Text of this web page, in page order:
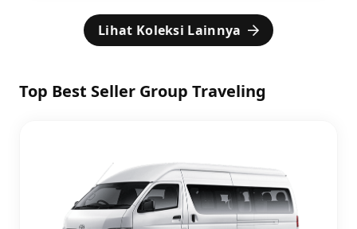
Lihat Koleksi Lainnya
Top Best Seller Group Traveling